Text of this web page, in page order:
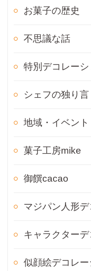
お菓子の歴史
不思議な話
特別デコレー
シェフの独り言
地域・イベント
菓子工房mike
御饌cacao
マジパン人形
キャラクター
似顔絵デコレー